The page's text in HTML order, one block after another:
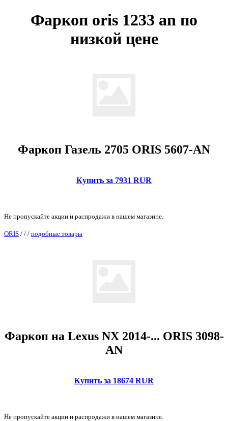
Фаркоп oris 1233 an по
низкой цене
Фаркоп Газель 2705 ORIS 5607-AN
Купить за 7931 RUR
Не пропускайте акции и распродажи в нашем магазине.
ORIS / / / подобные товары
Фаркоп на Lexus NX 2014-... ORIS 3098-
AN
Купить за 18674 RUR
Не пропускайте акции и распродажи в нашем магазине.